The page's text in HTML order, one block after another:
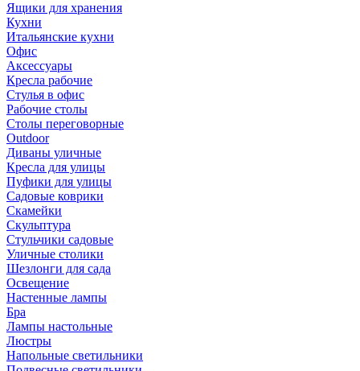
Ящики для хранения
Кухни
Итальянские кухни
Офис
Аксессуары
Кресла рабочие
Стулья в офис
Рабочие столы
Столы переговорные
Outdoor
Диваны уличные
Кресла для улицы
Пуфики для улицы
Садовые коврики
Скамейки
Скульптура
Стульчики садовые
Уличные столики
Шезлонги для сада
Освещение
Hастенные лампы
Бра
Лампы настольные
Люстры
Напольные светильники